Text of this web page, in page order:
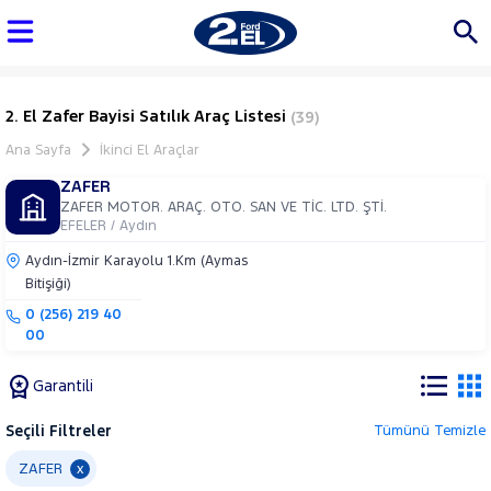
2. El Zafer Bayisi Satılık Araç Listesi (39)
Ana Sayfa İkinci El Araçlar
ZAFER
ZAFER MOTOR. ARAÇ. OTO. SAN VE TİC. LTD. ŞTİ.
EFELER / Aydın
Aydın-İzmir Karayolu 1.Km (Aymas
Bitişiği)
0 (256) 219 40
00
Garantili
Seçili Filtreler Tümünü Temizle
ZAFER x